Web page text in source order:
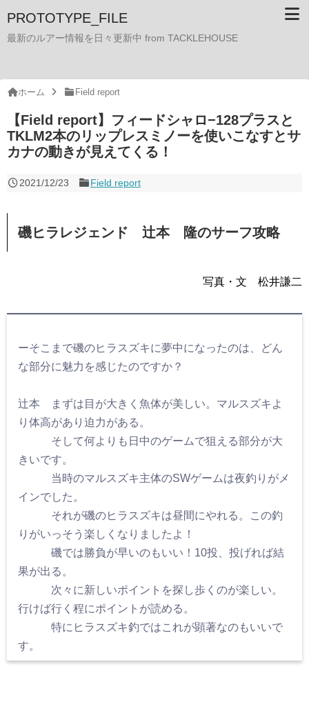
PROTOTYPE_FILE
最新のルアー情報を日々更新中 from TACKLEHOUSE
ホーム Field report
【Field report】フィードシャロ−128プラスと
TKLM2本のリップレスミノーを使いこなすとサ
カナの動きが見えてくる！
2021/12/23 Field report
磯ヒラレジェンド 辻本 隆のサーフ攻略
写真・文 松井謙二
ーそこまで磯のヒラスズキに夢中になったのは、どん
な部分に魅力を感じたのですか？
辻本 まずは目が大きく魚体が美しい。マルスズキよ
り体高があり迫力がある。
そして何よりも日中のゲームで狙える部分が大
きいです。
当時のマルスズキ主体のSWゲームは夜釣りがメ
インでした。
それが磯のヒラスズキは昼間にやれる。この釣
りがいっそう楽しくなりましたよ！
磯では勝負が早いのもいい！10投、投げれば結
果が出る。
次々に新しいポイントを探し歩くのが楽しい。
行けば行く程にポイントが読める。
特にヒラスズキ釣ではこれが顕著なのもいいで
す。